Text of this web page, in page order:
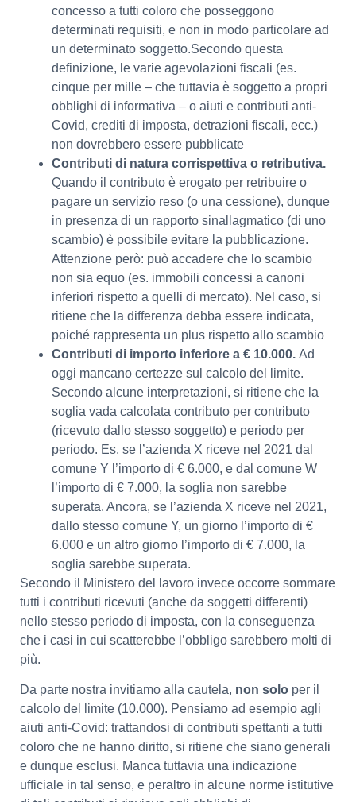
concesso a tutti coloro che posseggono
determinati requisiti, e non in modo particolare ad
un determinato soggetto.Secondo questa
definizione, le varie agevolazioni fiscali (es.
cinque per mille – che tuttavia è soggetto a propri
obblighi di informativa – o aiuti e contributi anti-
Covid, crediti di imposta, detrazioni fiscali, ecc.)
non dovrebbero essere pubblicate
Contributi di natura corrispettiva o retributiva.
Quando il contributo è erogato per retribuire o
pagare un servizio reso (o una cessione), dunque
in presenza di un rapporto sinallagmatico (di uno
scambio) è possibile evitare la pubblicazione.
Attenzione però: può accadere che lo scambio
non sia equo (es. immobili concessi a canoni
inferiori rispetto a quelli di mercato). Nel caso, si
ritiene che la differenza debba essere indicata,
poiché rappresenta un plus rispetto allo scambio
Contributi di importo inferiore a € 10.000. Ad
oggi mancano certezze sul calcolo del limite.
Secondo alcune interpretazioni, si ritiene che la
soglia vada calcolata contributo per contributo
(ricevuto dallo stesso soggetto) e periodo per
periodo. Es. se l’azienda X riceve nel 2021 dal
comune Y l’importo di € 6.000, e dal comune W
l’importo di € 7.000, la soglia non sarebbe
superata. Ancora, se l’azienda X riceve nel 2021,
dallo stesso comune Y, un giorno l’importo di €
6.000 e un altro giorno l’importo di € 7.000, la
soglia sarebbe superata.
Secondo il Ministero del lavoro invece occorre sommare
tutti i contributi ricevuti (anche da soggetti differenti)
nello stesso periodo di imposta, con la conseguenza
che i casi in cui scatterebbe l’obbligo sarebbero molti di
più.
Da parte nostra invitiamo alla cautela, non solo per il
calcolo del limite (10.000). Pensiamo ad esempio agli
aiuti anti-Covid: trattandosi di contributi spettanti a tutti
coloro che ne hanno diritto, si ritiene che siano generali
e dunque esclusi. Manca tuttavia una indicazione
ufficiale in tal senso, e peraltro in alcune norme istitutive